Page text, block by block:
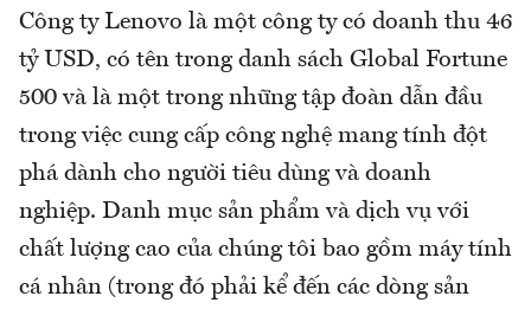
Công ty Lenovo là một công ty có doanh thu 46
tỷ USD, có tên trong danh sách Global Fortune
500 và là một trong những tập đoàn dẫn đầu
trong việc cung cấp công nghệ mang tính đột
phá dành cho người tiêu dùng và doanh
nghiệp. Danh mục sản phẩm và dịch vụ với
chất lượng cao của chúng tôi bao gồm máy tính
cá nhân (trong đó phải kể đến các dòng sản